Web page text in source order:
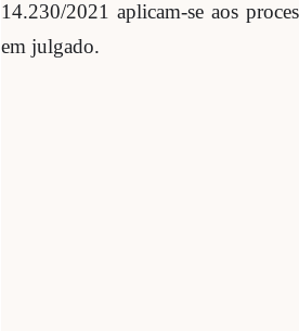
14.230/2021 aplicam-se aos
em julgado.